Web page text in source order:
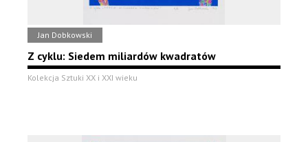
Jan Dobkowski
Z cyklu: Siedem miliardów kwadratów
Kolekcja Sztuki XX i XXI wieku